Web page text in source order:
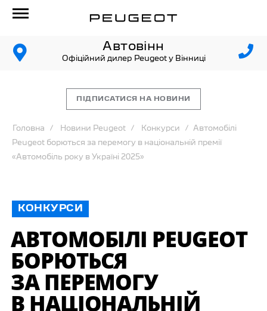
Автовінн
Офіційний дилер Peugeot у Вінниці
ПІДПИСАТИСЯ НА НОВИНИ
Головна Новини Peugeot Конкурси Автомобілі
Peugeot борються за перемогу в національній премії
«Автомобіль року в Україні 2025»
КОНКУРСИ
АВТОМОБІЛІ PEUGEOT
БОРЮТЬСЯ
ЗА ПЕРЕМОГУ
В НАЦІОНАЛЬНІЙ